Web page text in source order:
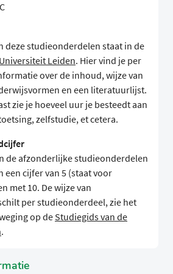
deze studieonderdelen staat in de
Leiden. Hier vind je per
over de inhoud, wijze van
en een literatuurlijst.
zie je hoeveel uur je besteedt aan
zelfstudie, et cetera.
de afzonderlijke studieonderdelen
cijfer van 5 (staat voor
met 10. De wijze van
per studieonderdeel, zie het
op de Studiegids van de
.